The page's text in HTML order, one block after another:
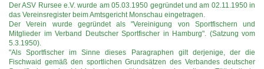
Der ASV Rursee e.V. wurde am 05.03.1950 gegründet und am 02.11.1950 in
das Vereinsregister beim Amtsgericht Monschau eingetragen.
Der Verein wurde gegründet als "Vereinigung von Sportfischern und
Mitglieder im Verband Deutscher Sportfischer in Hamburg". (Satzung vom
5.3.1950).
"Als Sportfischer im Sinne dieses Paragraphen gilt derjenige, der die
Fischwaid gemäß den sportlichen Grundsätzen des Verbandes deutscher